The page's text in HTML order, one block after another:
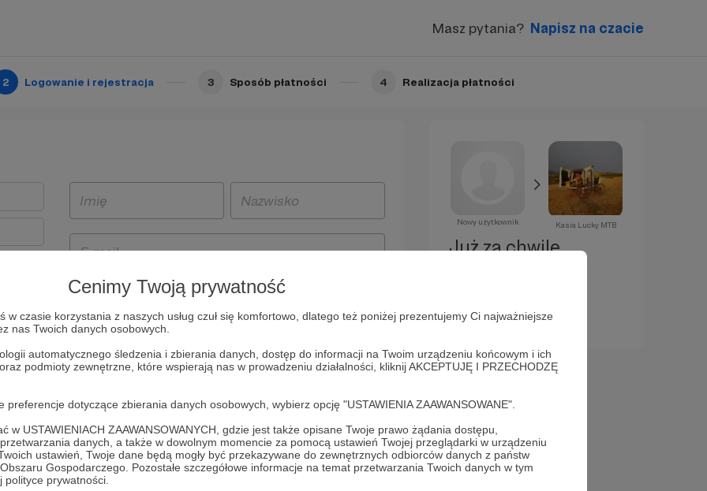
Cenimy Twoją prywatność
w czasie korzystania z naszych usług czuł się komfortowo, dlatego też poniżej prezentujemy Ci najważniejsze
nas Twoich danych osobowych.
automatycznego śledzenia i zbierania danych, dostęp do informacji na Twoim urządzeniu końcowym i ich
podmioty zewnętrzne, które wspierają nas w prowadzeniu działalności, kliknij AKCEPTUJĘ I PRZECHODZĘ
dotyczące zbierania danych osobowych, wybierz opcję "USTAWIENIA ZAAWANSOWANE".
w USTAWIENIACH ZAAWANSOWANYCH, gdzie jest także opisane Twoje prawo żądania dostępu,
danych, a także w dowolnym momencie za pomocą ustawień Twojej przeglądarki w urządzeniu
ustawień, Twoje dane będą mogły być przekazywane do zewnętrznych odbiorców danych z państw
Gospodarczego. Pozostałe szczegółowe informacje na temat przetwarzania Twoich danych w tym
prywatności.
Masz pytania? Napisz na czacie
2 Logowanie i rejestracja 3 Sposób płatności 4 Realizacja płatności
i
będą
z
prawo
Politykę Prywatności
* Wyrażam zgodę na przetwarzanie moich danych
osobowych podanych w formularzu rejestracyjnym w celu
prawidłowego świadczenia usług serwisu Patronite.
Nowy użytkownik Kasia Lucky MTB
Już za chwilę